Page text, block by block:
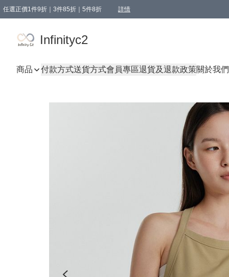
任選正價1件9折｜3件85折｜5件8折 詳情
Infinityc2
商品 付款方式送貨方式會員專區退貨及退款政策關於我們